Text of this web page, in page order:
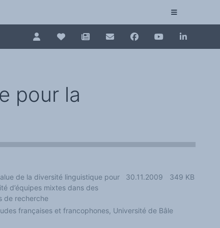
La Collection plurilinguisme sur CAIRN
pour la
de la diversité linguistique pour
d’équipes mixtes dans des
de recherche
30.11.2009 349 KB
françaises et francophones, Université de Bâle